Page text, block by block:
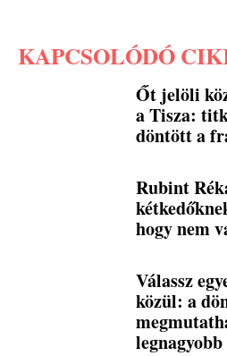
KAPCSOLÓDÓ
Őt jelöli
a Tisza:
döntött a
Rubint
hogy nem
Válassz
közül: a
legnagyobb